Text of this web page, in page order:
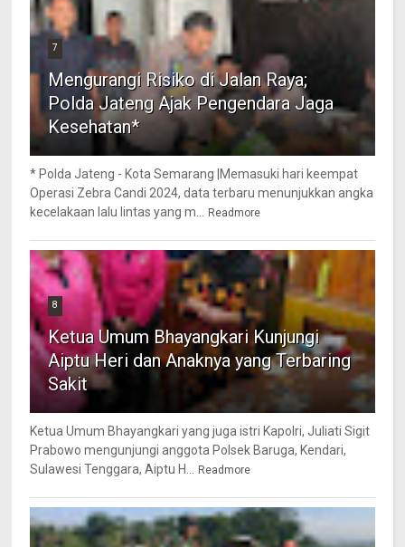
7
Mengurangi Risiko di Jalan Raya;
Polda Jateng Ajak Pengendara Jaga
Kesehatan*
* Polda Jateng - Kota Semarang |Memasuki hari keempat
Operasi Zebra Candi 2024, data terbaru menunjukkan angka
kecelakaan lalu lintas yang m...
Readmore
8
Ketua Umum Bhayangkari Kunjungi
Aiptu Heri dan Anaknya yang Terbaring
Sakit
Ketua Umum Bhayangkari yang juga istri Kapolri, Juliati Sigit
Prabowo mengunjungi anggota Polsek Baruga, Kendari,
Sulawesi Tenggara, Aiptu H...
Readmore